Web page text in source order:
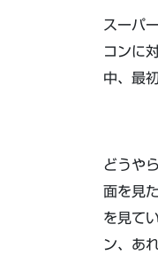
スーパ
コンに
中、最
どうや
面を見
を見て
ン、あ